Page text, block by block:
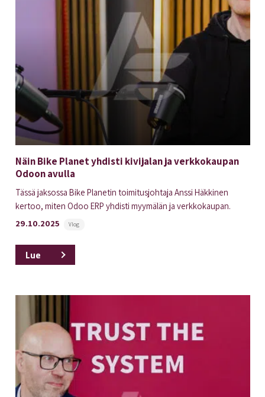
Näin Bike Planet yhdisti kivijalan ja verkkokaupan
Odoon avulla
Tässä jaksossa Bike Planetin toimitusjohtaja Anssi Häkkinen
kertoo, miten Odoo ERP yhdisti myymälän ja verkkokaupan.
29.10.2025
Vlog
Lue